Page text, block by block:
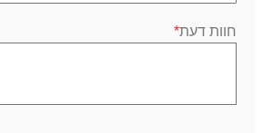
חוות דעת